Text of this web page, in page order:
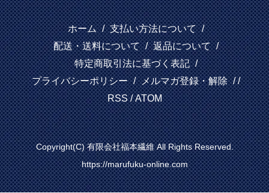
ホーム / 支払い方法について /
配送・送料について / 返品について /
特定商取引法に基づく表記 /
プライバシーポリシー / メルマガ登録・解除 / /
RSS/ATOM
Copyright(C) 有限会社福本繊維 All Rights Reserved.
https://marufuku-online.com